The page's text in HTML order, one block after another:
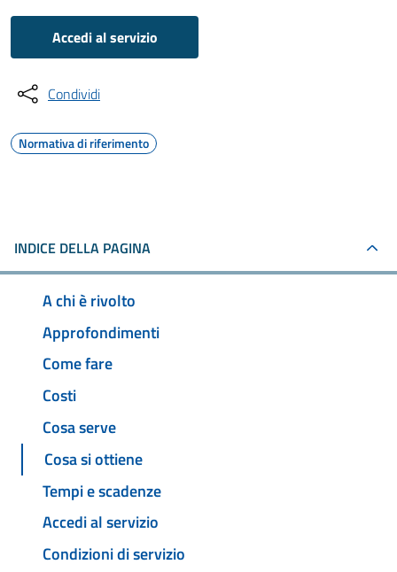
Accedi al servizio
Condividi
Normativa di riferimento
INDICE DELLA PAGINA
A chi è rivolto
Approfondimenti
Come fare
Costi
Cosa serve
Cosa si ottiene
Tempi e scadenze
Accedi al servizio
Condizioni di servizio